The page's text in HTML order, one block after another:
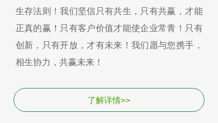
生存法则！我们坚信只有共生，只有共赢，才能
正真的赢！只有客户价值才能使企业常青！只有
创新，只有开放，才有未来！我们愿与您携手，
相生协力，共赢未来！
了解详情>>